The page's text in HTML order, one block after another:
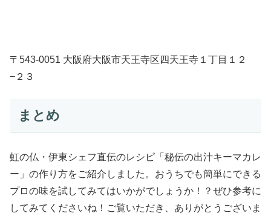
〒543-0051 大阪府大阪市天王寺区四天王寺１丁目１２
−２３
まとめ
虹の仏・伊東シェフ直伝のレシピ「秘伝の出汁キーマカレ
ー」の作り方をご紹介しました。おうちでも簡単にできる
プロの味を試してみてはいかがでしょうか！？ぜひ参考に
してみてくださいね！ご覧いただき、ありがとうございま